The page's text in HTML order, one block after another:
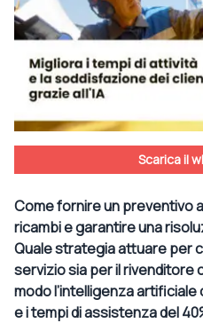
Scarica il
Come fornire un preventivo
ricambi e garantire una
Quale strategia attuare per
servizio sia per il rivenditore
modo l’intelligenza
e i tempi di assistenza del